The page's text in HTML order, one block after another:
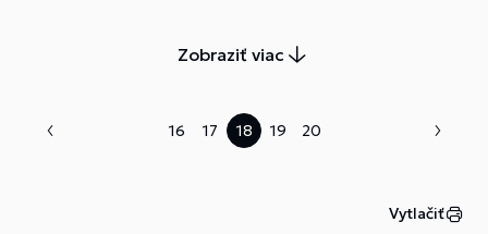
Zobraziť viac
16 17 18 19 20
Vytlačiť